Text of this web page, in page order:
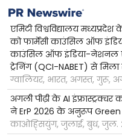
एमिटी विश्वविद्यालय
को फार्मेसी काउंसिल ऑफ
काउंसिल ऑफ इंडिया-नेशनल
ट्रेनिंग (QCI-NABET) से मिला
ग्वालियर, भारत, अगस्त, गुरू,
अगली पीढ़ी के AI
ने ErP 2026 के अनुरूप
काओह्सियुंग, जुलाई, बुध, जुल.